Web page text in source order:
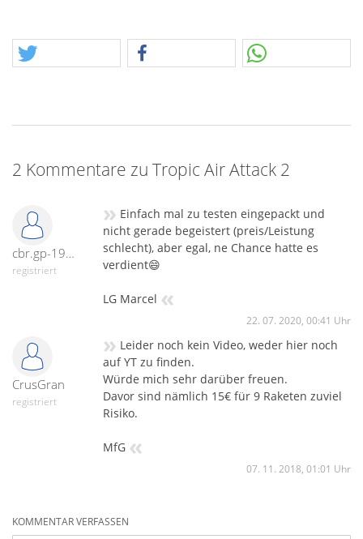
2 Kommentare zu Tropic Air Attack 2
cbr.gp-19170
registriert
» Einfach mal zu testen eingepackt und
nicht gerade begeistert (preis/Leistung
schlecht), aber egal, ne Chance hatte es
verdient😄
LG Marcel «
22. 07. 2020, 00:41 Uhr
CrusGran
registriert
» Leider noch kein Video, weder hier noch
auf YT zu finden.
Würde mich sehr darüber freuen.
Davor sind nämlich 15€ für 9 Raketen zuviel
Risiko.
MfG «
07. 11. 2018, 01:01 Uhr
KOMMENTAR VERFASSEN